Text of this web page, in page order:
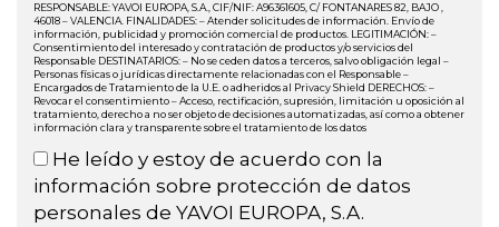
RESPONSABLE: YAVOI EUROPA, S.A., CIF/NIF: A96361605, C/ FONTANARES 82, BAJO ,
46018 – VALENCIA. FINALIDADES: – Atender solicitudes de información. Envío de
información, publicidad y promoción comercial de productos. LEGITIMACIÓN: –
Consentimiento del interesado y contratación de productos y/o servicios del
Responsable DESTINATARIOS: – No se ceden datos a terceros, salvo obligación legal –
Personas físicas o jurídicas directamente relacionadas con el Responsable –
Encargados de Tratamiento de la U.E. o adheridos al Privacy Shield DERECHOS: –
Revocar el consentimiento – Acceso, rectificación, supresión, limitación u oposición al
tratamiento, derecho a no ser objeto de decisiones automatizadas, así como a obtener
información clara y transparente sobre el tratamiento de los datos
He leído y estoy de acuerdo con la
información sobre protección de datos
personales de YAVOI EUROPA, S.A.